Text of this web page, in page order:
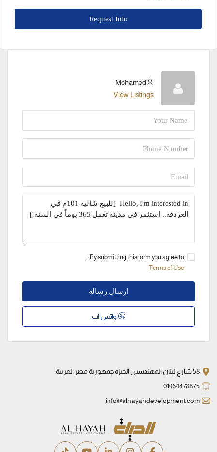
Request Info
Mohamed
View Listings
By submitting this form you agree to:
Terms of Use
ارسال رسالة
واتس اب
58 شارع لبنان المهندسين الجيزه جمهورية مصر العربية
01064478875
info@alhayahdevelopment.com